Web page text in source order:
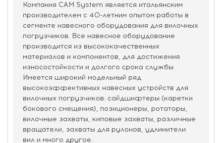
Компания CAM System является итальянским
производителем с 40-летним опытом работы в
сегменте навесного оборудования для вилочных
погрузчиков. Все навесное оборудование
производится из высококачественных
материалов и компонентов, для достижения
износостойкости и долгого срока службы.
Имеется широкий модельный ряд
высокоэффективных навесных устройств для
вилочных погрузчиков: сайдшифтеры (каретки
бокового смещения), позиционеры, ротаторы,
вилочные захваты, киповые захваты, различные
вращатели, захваты для рулонов, удлинители
вил и много другое.